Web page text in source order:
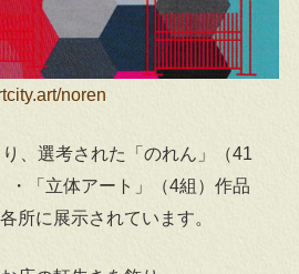
noren
、選考された「のれん」（41
・「立体アート」（4組）作品
所に展示されています。